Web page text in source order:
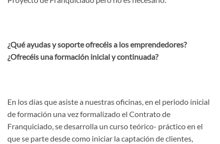
¿Qué ayudas y soporte ofrecéis a los emprendedores?
¿Ofrecéis una formación inicial y continuada?
En los días que asiste a nuestras oficinas, en el periodo inicial
de formación una vez formalizado el Contrato de
Franquiciado, se desarrolla un curso teórico- práctico en el
que se parte desde como iniciar la captación de clientes,